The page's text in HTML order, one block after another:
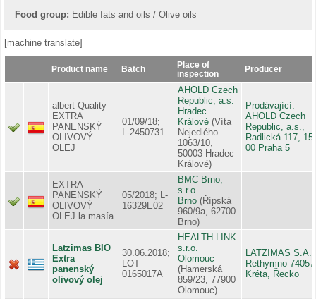
Food group: Edible fats and oils / Olive oils
[machine translate]
Product name Batch
Place of
inspection
Producer
albert Quality
EXTRA
PANENSKÝ
OLIVOVÝ
OLEJ
01/09/18;
L-2450731
AHOLD Czech
Republic, a.s.
Hradec
Králové (Víta
Nejedlého
1063/10,
50003 Hradec
Králové)
Prodávající:
AHOLD Czech
Republic, a.s.,
Radlická 117,
00 Praha 5
EXTRA
PANENSKÝ
OLIVOVÝ
OLEJ la masía
05/2018; L-
16329E02
BMC Brno,
s.r.o.
Brno (Řípská
960/9a, 62700
Brno)
Latzimas BIO
Extra
panenský
olivový olej
30.06.2018;
LOT
0165017A
HEALTH LINK
s.r.o.
Olomouc
(Hamerská
859/23, 77900
Olomouc)
LATZIMAS S.A.,
Rethymno
Kréta, Řecko